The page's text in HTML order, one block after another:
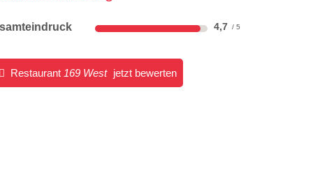
4,7
Restaurant 169 West jetzt bewerten